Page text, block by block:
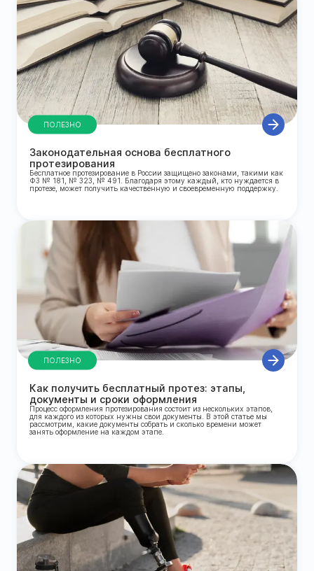
ПОЛЕЗНО
Законодательная основа бесплатного
протезирования
Бесплатное протезирование в России защищено законами, такими как
ФЗ № 181, № 323, № 491. Благодаря этому каждый, кто нуждается в
протезе, может получить качественную и своевременную поддержку.
ПОЛЕЗНО
Как получить бесплатный протез: этапы,
документы и сроки оформления
Процесс оформления протезирования состоит из нескольких этапов,
для каждого из которых нужны свои документы. В этой статье мы
рассмотрим, какие документы собрать и сколько времени может
занять оформление на каждом этапе.